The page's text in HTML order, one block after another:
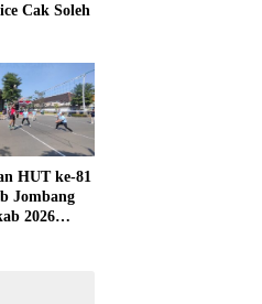
Cak Soleh
HUT ke-81
Jombang
2026